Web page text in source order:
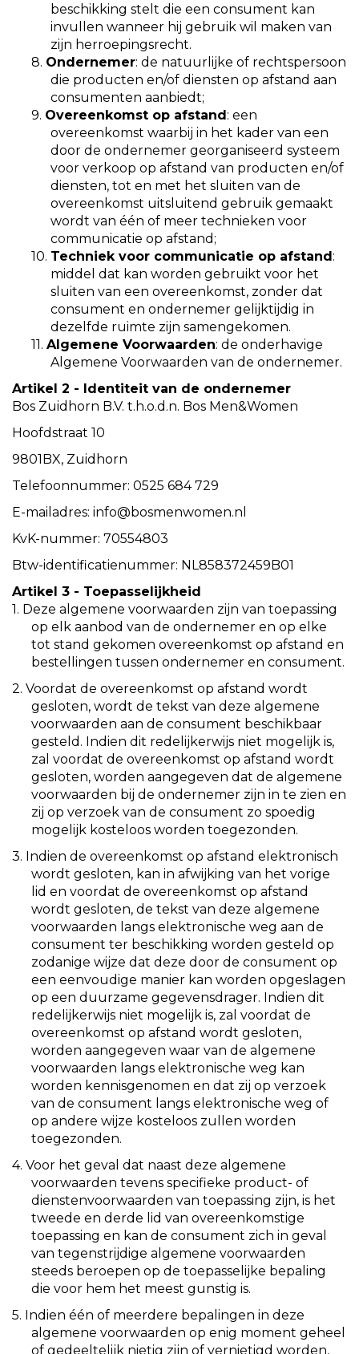
beschikking stelt die een consument kan
invullen wanneer hij gebruik wil maken van
zijn herroepingsrecht.
8. Ondernemer: de natuurlijke of rechtspersoon
die producten en/of diensten op afstand aan
consumenten aanbiedt;
9. Overeenkomst op afstand: een
overeenkomst waarbij in het kader van een
door de ondernemer georganiseerd systeem
voor verkoop op afstand van producten en/of
diensten, tot en met het sluiten van de
overeenkomst uitsluitend gebruik gemaakt
wordt van één of meer technieken voor
communicatie op afstand;
10. Techniek voor communicatie op afstand:
middel dat kan worden gebruikt voor het
sluiten van een overeenkomst, zonder dat
consument en ondernemer gelijktijdig in
dezelfde ruimte zijn samengekomen.
11. Algemene Voorwaarden: de onderhavige
Algemene Voorwaarden van de ondernemer.
Artikel 2 - Identiteit van de ondernemer
Bos Zuidhorn B.V. t.h.o.d.n. Bos Men&Women
Hoofdstraat 10
9801BX, Zuidhorn
Telefoonnummer: 0525 684 729
E-mailadres: info@bosmenwomen.nl
KvK-nummer: 70554803
Btw-identificatienummer: NL858372459B01
Artikel 3 - Toepasselijkheid
1. Deze algemene voorwaarden zijn van toepassing
op elk aanbod van de ondernemer en op elke
tot stand gekomen overeenkomst op afstand en
bestellingen tussen ondernemer en consument.
2. Voordat de overeenkomst op afstand wordt
gesloten, wordt de tekst van deze algemene
voorwaarden aan de consument beschikbaar
gesteld. Indien dit redelijkerwijs niet mogelijk is,
zal voordat de overeenkomst op afstand wordt
gesloten, worden aangegeven dat de algemene
voorwaarden bij de ondernemer zijn in te zien en
zij op verzoek van de consument zo spoedig
mogelijk kosteloos worden toegezonden.
3. Indien de overeenkomst op afstand elektronisch
wordt gesloten, kan in afwijking van het vorige
lid en voordat de overeenkomst op afstand
wordt gesloten, de tekst van deze algemene
voorwaarden langs elektronische weg aan de
consument ter beschikking worden gesteld op
zodanige wijze dat deze door de consument op
een eenvoudige manier kan worden opgeslagen
op een duurzame gegevensdrager. Indien dit
redelijkerwijs niet mogelijk is, zal voordat de
overeenkomst op afstand wordt gesloten,
worden aangegeven waar van de algemene
voorwaarden langs elektronische weg kan
worden kennisgenomen en dat zij op verzoek
van de consument langs elektronische weg of
op andere wijze kosteloos zullen worden
toegezonden.
4. Voor het geval dat naast deze algemene
voorwaarden tevens specifieke product- of
dienstenvoorwaarden van toepassing zijn, is het
tweede en derde lid van overeenkomstige
toepassing en kan de consument zich in geval
van tegenstrijdige algemene voorwaarden
steeds beroepen op de toepasselijke bepaling
die voor hem het meest gunstig is.
5. Indien één of meerdere bepalingen in deze
algemene voorwaarden op enig moment geheel
of gedeeltelijk nietig zijn of vernietigd worden,